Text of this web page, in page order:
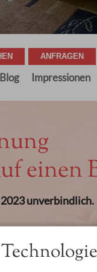
Blog Impressionen
einen
unverbindlich.
Anreisen können
einer Tasse Kaffee